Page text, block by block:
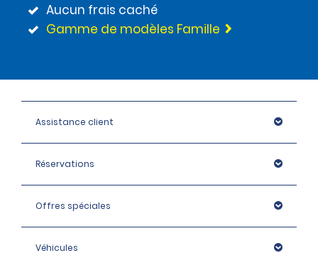
Aucun frais caché
Gamme de modèles Famille
Assistance client
Réservations
Offres spéciales
Véhicules